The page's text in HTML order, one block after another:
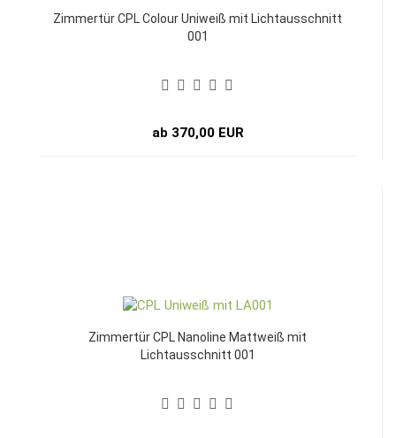
Zimmertür CPL Colour Uniweiß mit Lichtausschnitt
001
ab 370,00 EUR
Zimmertür CPL Nanoline Mattweiß mit
Lichtausschnitt 001